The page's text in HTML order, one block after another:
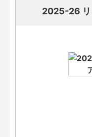
2025-26 リ